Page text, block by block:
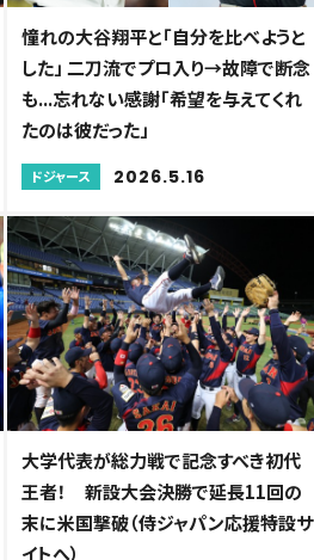
憧れの大谷翔平と「自分を比べようと
した」 二刀流でプロ入り→故障で断念
も...忘れない感謝「希望を与えてくれ
たのは彼だった」
ドジャース 2026.5.16
大学代表が総力戦で記念すべき初代
王者！ 新設大会決勝で延長11回の
末に米国撃破（侍ジャパン応援特設サ
イトへ）